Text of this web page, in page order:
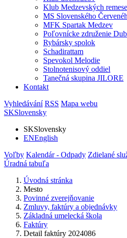
Klub Medzevských
MS Slovenského
MFK Spartak Medzev
Poľovnícke združenie
Rybársky spolok
Schadirattam
Spevokol Melodie
Stolnotenisový oddiel
Tanečná skupina JILORE
Kontakt
Vyhledávání RSS Mapa webu
SKSlovensky
SKSlovensky
ENEnglish
Voľby Kalendár - Odpady Zdielané
Úradná tabuľa
Úvodná stránka
Mesto
Povinné zverejňovanie
Zmluvy, faktúry a objednávky
Základná umelecká škola
Faktúry
Detail faktúry 2024086